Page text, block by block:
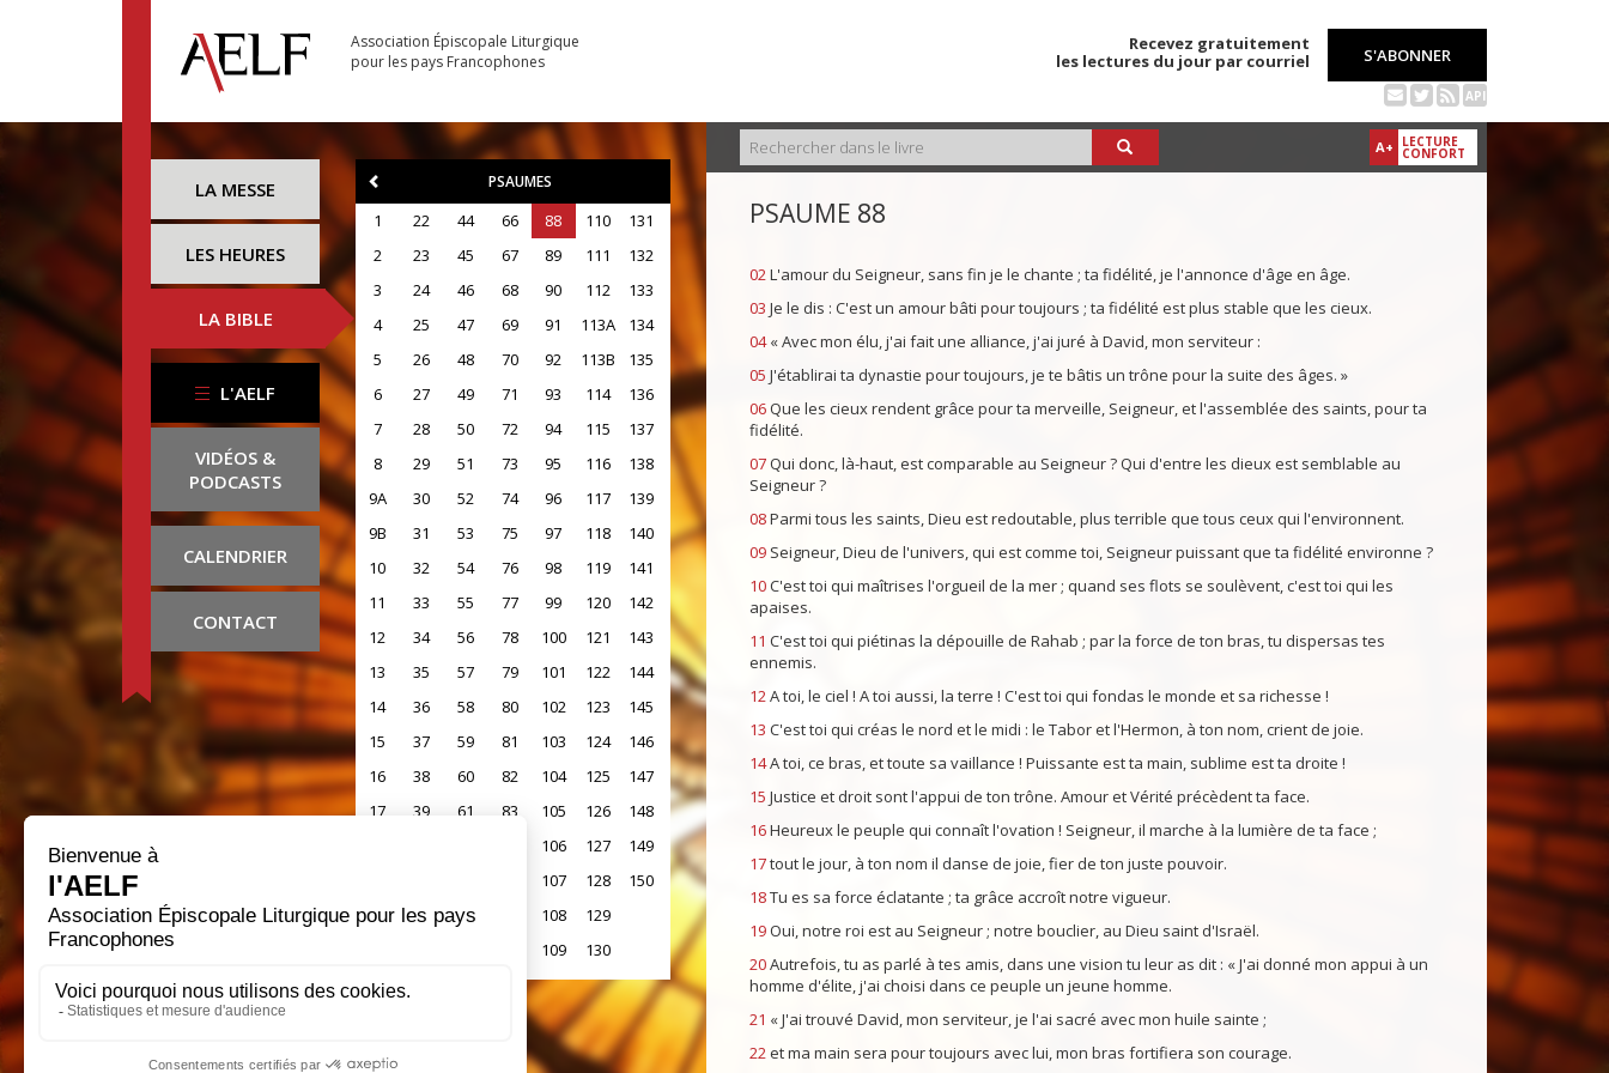
Association Épiscopale Liturgique
pour les pays Francophones
Recevez gratuitement
les lectures du jour par courriel
S'ABONNER
API
LA MESSE
LES HEURES
LA BIBLE
L'AELF
VIDÉOS &
PODCASTS
CALENDRIER
CONTACT
PSAUMES
1
2
3
4
5
6
7
8
9A
9B
10
11
12
13
14
15
16
17
20
22
23
24
25
26
27
28
29
30
31
32
33
34
35
36
37
38
39
42
44
45
46
47
48
49
50
51
52
53
54
55
56
57
58
59
60
61
64
66
67
68
69
70
71
72
73
74
75
76
77
78
79
80
81
82
83
88
89
90
91
92
93
94
95
96
97
98
99
100
101
102
103
104
105
106
107
108
109
110
111
112
113A
113B
114
115
116
117
118
119
120
121
122
123
124
125
126
127
128
129
130
131
132
133
134
135
136
137
138
139
140
141
142
143
144
145
146
147
148
149
150
A+ LECTURE
CONFORT
PSAUME 88
02L'amour du Seigneur, sans fin je le chante ; ta fidélité, je l'annonce d'âge en âge.
03 Je le dis : C'est un amour bâti pour toujours ; ta fidélité est plus stable que les cieux.
04« Avec mon élu, j'ai fait une alliance, j'ai juré à David, mon serviteur :
05 J'établirai ta dynastie pour toujours, je te bâtis un trône pour la suite des âges. »
06Que les cieux rendent grâce pour ta merveille, Seigneur, et l'assemblée des saints, pour ta
fidélité.
07Qui donc, là-haut, est comparable au Seigneur ? Qui d'entre les dieux est semblable au
Seigneur ?
08Parmi tous les saints, Dieu est redoutable, plus terrible que tous ceux qui l'environnent.
09Seigneur, Dieu de l'univers, qui est comme toi, Seigneur puissant que ta fidélité environne ?
10C'est toi qui maîtrises l'orgueil de la mer ; quand ses flots se soulèvent, c'est toi qui les
apaises.
11 C'est toi qui piétinas la dépouille de Rahab ; par la force de ton bras, tu dispersas tes
ennemis.
12A toi, le ciel ! A toi aussi, la terre ! C'est toi qui fondas le monde et sa richesse !
13 C'est toi qui créas le nord et le midi : le Tabor et l'Hermon, à ton nom, crient de joie.
14A toi, ce bras, et toute sa vaillance ! Puissante est ta main, sublime est ta droite !
15 Justice et droit sont l'appui de ton trône. Amour et Vérité précèdent ta face.
16Heureux le peuple qui connaît l'ovation ! Seigneur, il marche à la lumière de ta face ;
17tout le jour, à ton nom il danse de joie, fier de ton juste pouvoir.
18Tu es sa force éclatante ; ta grâce accroît notre vigueur.
19Oui, notre roi est au Seigneur ; notre bouclier, au Dieu saint d'Israël.
20Autrefois, tu as parlé à tes amis, dans une vision tu leur as dit : « J'ai donné mon appui à un
homme d'élite, j'ai choisi dans ce peuple un jeune homme.
21 « J'ai trouvé David, mon serviteur, je l'ai sacré avec mon huile sainte ;
22et ma main sera pour toujours avec lui, mon bras fortifiera son courage.